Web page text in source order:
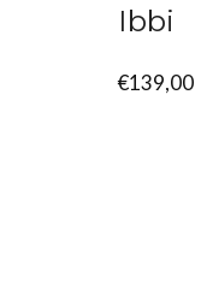
Ibbi
€139,00